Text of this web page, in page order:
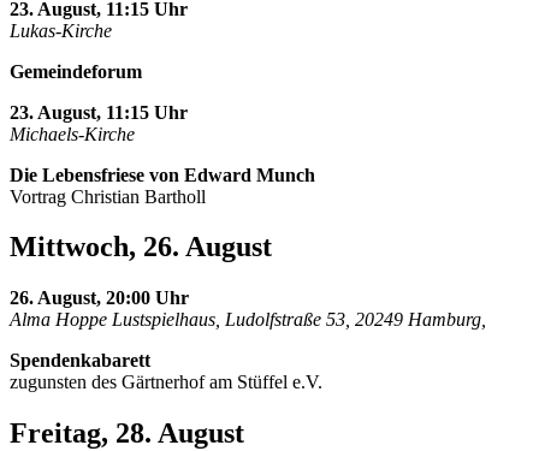
23. August, 11:15 Uhr
Lukas-Kirche
Gemeindeforum
23. August, 11:15 Uhr
Michaels-Kirche
Die Lebensfriese von Edward Munch
Vortrag Christian Bartholl
Mittwoch, 26. August
26. August, 20:00 Uhr
Alma Hoppe Lustspielhaus, Ludolfstraße 53, 20249 Hamburg,
Spendenkabarett
zugunsten des Gärtnerhof am Stüffel e.V.
Freitag, 28. August